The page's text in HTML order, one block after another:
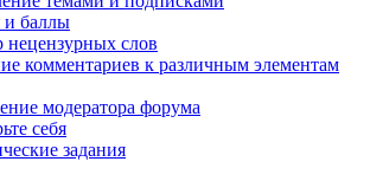
и баллы
нецензурных слов
комментариев к различным элементам
модератора форума
себя
задания